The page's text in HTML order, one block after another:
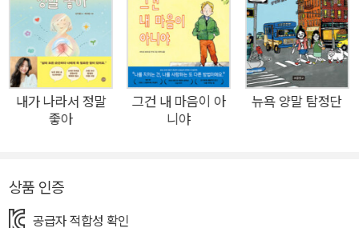
독일 수 있는 나만의 방법을 찾을 수 있으며, 나아가 불안을 자주
느끼는 아이만이 갖고 있는 강점도 발견할 수 있을 거예요. 다른
사람들 눈에는 겁 많고 소극적으로 보일 수 있는 불안이 많은 아
이가, 스스로 자신의 기질을 긍정하고 발전적인 방향으로 활용하
는 기회를 발견할 수 있도록 아이 눈높이에 맞춰 쉽고 재미있게
안내하는 그림책입니다. “이 책을 읽고 나면, 걱정 많은 네 마음
이 많은 아이에게 이런 점을 알려줍니다. - 나는 왜 자꾸 겁이 나
고 걱정이 될까요? - 불안은 왜 있는 걸까요? 불안이 없으면 더
내가 나라서 정말
좋아
그건 내 마음이 아
니야
뉴욕 양말 탐정단
상품 인증
공급자 적합성 확인